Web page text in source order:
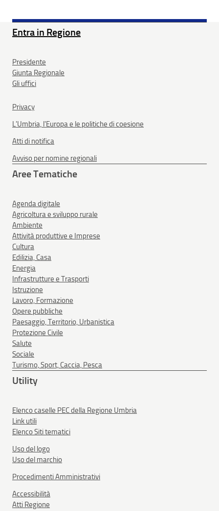
Entra in Regione
Presidente
Giunta Regionale
Gli uffici
Privacy
L'Umbria, l'Europa e le politiche di coesione
Atti di notifica
Avviso per nomine regionali
Aree Tematiche
Agenda digitale
Agricoltura e sviluppo rurale
Ambiente
Attività produttive e Imprese
Cultura
Edilizia, Casa
Energia
Infrastrutture e Trasporti
Istruzione
Lavoro, Formazione
Opere pubbliche
Paesaggio, Territorio, Urbanistica
Protezione Civile
Salute
Sociale
Turismo, Sport, Caccia, Pesca
Utility
Elenco caselle PEC della Regione Umbria
Link utili
Elenco Siti tematici
Uso del logo
Uso del marchio
Procedimenti Amministrativi
Accessibilità
Atti Regione